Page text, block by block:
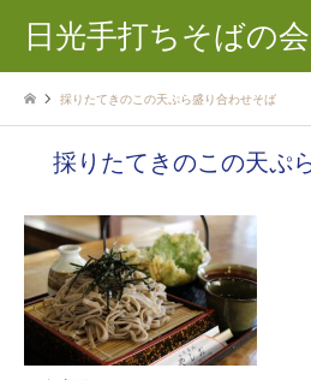
日光手打ちそばの会
採りたてきのこの天ぷら盛り合わせそば
採りたてきのこの天ぷ